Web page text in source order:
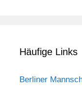
Häufige Links
Berliner